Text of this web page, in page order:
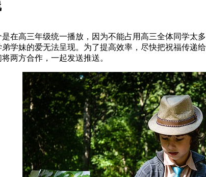
在高三年级统一播放，因为不能占用高三全体同学
学妹的爱无法呈现。为了提高效率，尽快把祝福传
两方合作，一起发送推送。